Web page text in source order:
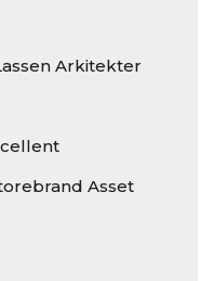
Arkitekter
Asset